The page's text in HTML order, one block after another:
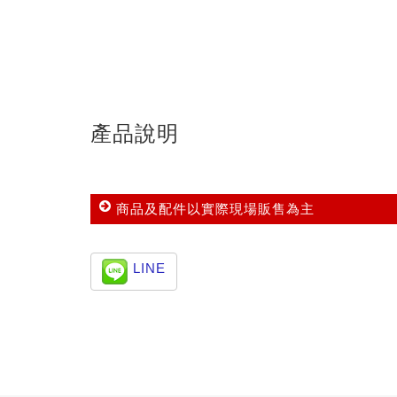
產品說明
商品及配件以實際現場販售為主
LINE